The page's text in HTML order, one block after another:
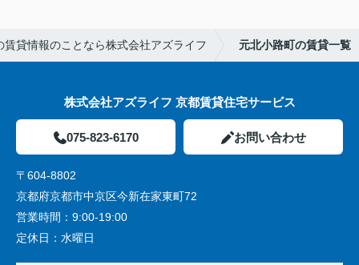
賃貸情報のことなら株式会社アズライフ 元北小路町の賃貸一覧
株式会社アズライフ 京都賃貸住宅サービス
075-823-6170 お問い合わせ
〒604-8802
京都府京都市中京区今新在家東町72
営業時間： 9:00-19:00
定休日： 水曜日